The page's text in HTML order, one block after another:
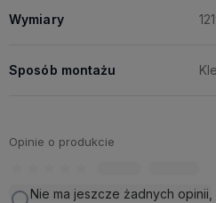
Wymiary
Sposób montażu
Opinie o produkcie
Nie ma jeszcze żadnych